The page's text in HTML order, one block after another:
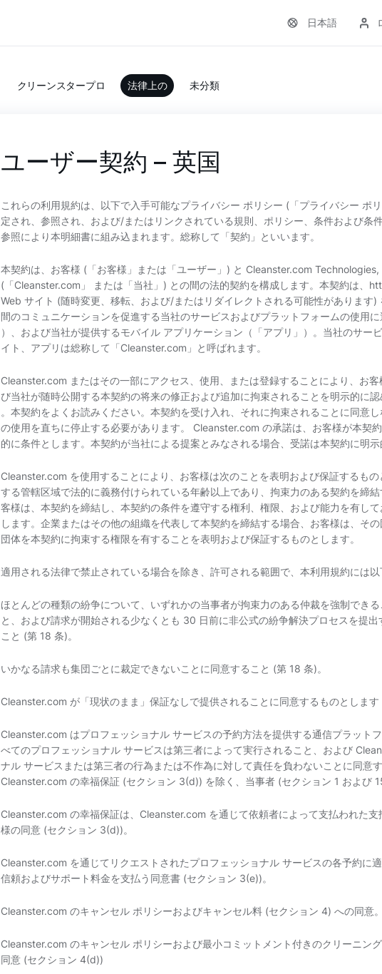
日本語
クリーンスタープロ 法律上の 未分類
ユーザー契約 – 英国
これらの利用規約は、以下で入手可能なプライバシー ポリシー (「プライバシー ポ
定され、参照され、および/またはリンクされている規則、ポリシー、条件および条
参照により本明細書に組み込まれます。総称して「契約」といいます。
本契約は、お客様 (「お客様」または「ユーザー」) と Cleanster.com
(「Cleanster.com」 または「当社」) との間の法的契約を構成します。本契約は、
Web サイト (随時変更、移転、および/またはリダイレクトされる可能性があります)
間のコミュニケーションを促進する当社のサービスおよびプラットフォームの使用
）、および当社が提供するモバイル アプリケーション（「アプリ」）。当社のサー
イト、アプリは総称して「Cleanster.com」と呼ばれます。
Cleanster.com またはその一部にアクセス、使用、または登録することにより、お
び当社が随時公開する本契約の将来の修正および追加に拘束されることを明示的に認
。本契約をよくお読みください。本契約を受け入れ、それに拘束されることに同意
の使用を直ちに停止する必要があります。 Cleanster.com の承諾は、お客様が本契
的に条件とします。本契約が当社による提案とみなされる場合、受諾は本契約に明示
Cleanster.com を使用することにより、お客様は次のことを表明および保証するも
する管轄区域で法的に義務付けられている年齢以上であり、拘束力のある契約を締
客様は、本契約を締結し、本契約の条件を遵守する権利、権限、および能力を有し
します。企業またはその他の組織を代表して本契約を締結する場合、お客様は、そ
団体を本契約に拘束する権限を有することを表明および保証するものとします。
適用される法律で禁止されている場合を除き、許可される範囲で、本利用規約には以
ほとんどの種類の紛争について、いずれかの当事者が拘束力のある仲裁を強制でき
と、および請求が開始される少なくとも 30 日前に非公式の紛争解決プロセスを提
こと (第 18 条)。
いかなる請求も集団ごとに裁定できないことに同意すること (第 18 条)。
Cleanster.com が「現状のまま」保証なしで提供されることに同意するものとします
Cleanster.com はプロフェッショナル サービスの予約方法を提供する通信プラット
べてのプロフェッショナル サービスは第三者によって実行されること、および
ナル サービスまたは第三者の行為または不作為に対して責任を負わないことに同意す
Cleanster.com の幸福保証 (セクション 3(d)) を除く、当事者 (セクション 1 および
Cleanster.com の幸福保証は、Cleanster.com を通じて依頼者によって支払われた
様の同意 (セクション 3(d))。
Cleanster.com を通じてリクエストされたプロフェッショナル サービスの各予約に
信頼およびサポート料金を支払う同意書 (セクション 3(e))。
Cleanster.com のキャンセル ポリシーおよびキャンセル料 (セクション 4) への同意。
Cleanster.com のキャンセル ポリシーおよび最小コミットメント付きのクリーニン
同意 (セクション 4(d))